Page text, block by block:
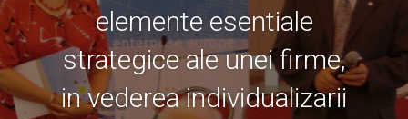
elemente esentiale
strategice ale unei firme,
in vederea individualizarii